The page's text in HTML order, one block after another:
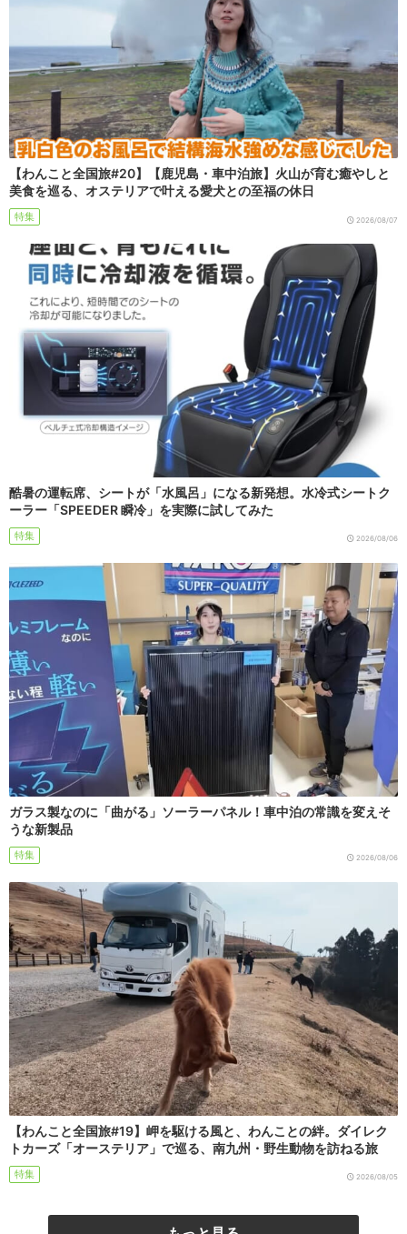
【わんこと全国旅#20】【鹿児島・車中泊旅】火山が育む癒やしと
美食を巡る、オステリアで叶える愛犬との至福の休日
特集 2026/08/07
酷暑の運転席、シートが「水風呂」になる新発想。水冷式シートク
ーラー「SPEEDER 瞬冷」を実際に試してみた
特集 2026/08/06
ガラス製なのに「曲がる」ソーラーパネル！車中泊の常識を変えそ
うな新製品
特集 2026/08/06
【わんこと全国旅#19】岬を駆ける風と、わんことの絆。ダイレク
トカーズ「オーステリア」で巡る、南九州・野生動物を訪ねる旅
特集 2026/08/05